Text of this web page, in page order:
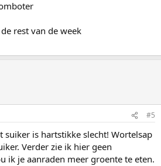
rest van de week
#5
is hartstikke slecht! Wortelsap
Verder zie ik hier geen
ik je aanraden meer groente te eten.